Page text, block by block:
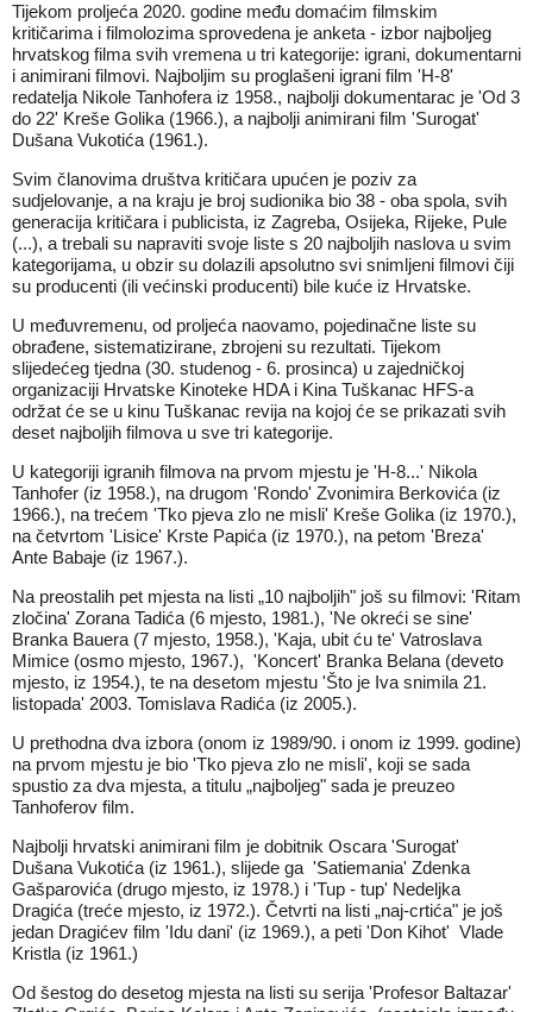
Tijekom proljeća 2020. godine među domaćim filmskim
kritičarima i filmolozima sprovedena je anketa - izbor najboljeg
hrvatskog filma svih vremena u tri kategorije: igrani, dokumentarni
i animirani filmovi. Najboljim su proglašeni igrani film 'H-8'
redatelja Nikole Tanhofera iz 1958., najbolji dokumentarac je 'Od 3
do 22' Kreše Golika (1966.), a najbolji animirani film 'Surogat'
Dušana Vukotića (1961.).
Svim članovima društva kritičara upućen je poziv za
sudjelovanje, a na kraju je broj sudionika bio 38 - oba spola, svih
generacija kritičara i publicista, iz Zagreba, Osijeka, Rijeke, Pule
(...), a trebali su napraviti svoje liste s 20 najboljih naslova u svim
kategorijama, u obzir su dolazili apsolutno svi snimljeni filmovi čiji
su producenti (ili većinski producenti) bile kuće iz Hrvatske.
U međuvremenu, od proljeća naovamo, pojedinačne liste su
obrađene, sistematizirane, zbrojeni su rezultati. Tijekom
slijedećeg tjedna (30. studenog - 6. prosinca) u zajedničkoj
organizaciji Hrvatske Kinoteke HDA i Kina Tuškanac HFS-a
održat će se u kinu Tuškanac revija na kojoj će se prikazati svih
deset najboljih filmova u sve tri kategorije.
U kategoriji igranih filmova na prvom mjestu je 'H-8...' Nikola
Tanhofer (iz 1958.), na drugom 'Rondo' Zvonimira Berkovića (iz
1966.), na trećem 'Tko pjeva zlo ne misli' Kreše Golika (iz 1970.),
na četvrtom 'Lisice' Krste Papića (iz 1970.), na petom 'Breza'
Ante Babaje (iz 1967.).
Na preostalih pet mjesta na listi „10 najboljih" još su filmovi: 'Ritam
zločina' Zorana Tadića (6 mjesto, 1981.), 'Ne okreći se sine'
Branka Bauera (7 mjesto, 1958.), 'Kaja, ubit ću te' Vatroslava
Mimice (osmo mjesto, 1967.), 'Koncert' Branka Belana (deveto
mjesto, iz 1954.), te na desetom mjestu 'Što je Iva snimila 21.
listopada' 2003. Tomislava Radića (iz 2005.).
U prethodna dva izbora (onom iz 1989/90. i onom iz 1999. godine)
na prvom mjestu je bio 'Tko pjeva zlo ne misli', koji se sada
spustio za dva mjesta, a titulu „najboljeg" sada je preuzeo
Tanhoferov film.
Najbolji hrvatski animirani film je dobitnik Oscara 'Surogat'
Dušana Vukotića (iz 1961.), slijede ga 'Satiemania' Zdenka
Gašparovića (drugo mjesto, iz 1978.) i 'Tup - tup' Nedeljka
Dragića (treće mjesto, iz 1972.). Četvrti na listi „naj-crtića" je još
jedan Dragićev film 'Idu dani' (iz 1969.), a peti 'Don Kihot' Vlade
Kristla (iz 1961.)
Od šestog do desetog mjesta na listi su serija 'Profesor Baltazar'